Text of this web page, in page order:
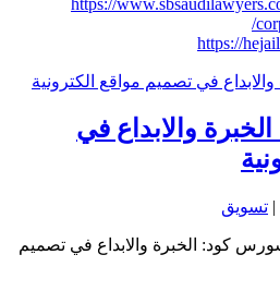
https://
https://
والابداع في
| تسويق
كود: الخبرة والابداع في تصميم